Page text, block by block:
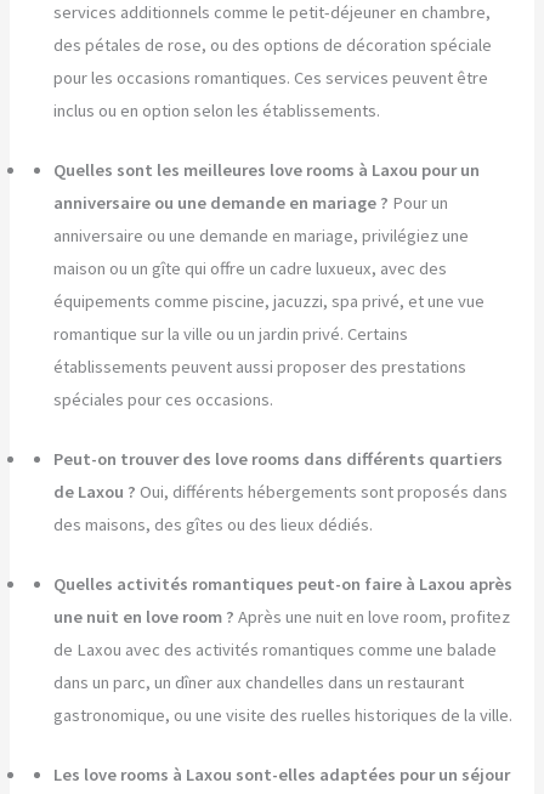
services additionnels comme le petit-déjeuner en chambre,
des pétales de rose, ou des options de décoration spéciale
pour les occasions romantiques. Ces services peuvent être
inclus ou en option selon les établissements.
Quelles sont les meilleures love rooms à Laxou pour un
anniversaire ou une demande en mariage ? Pour un
anniversaire ou une demande en mariage, privilégiez une
maison ou un gîte qui offre un cadre luxueux, avec des
équipements comme piscine, jacuzzi, spa privé, et une vue
romantique sur la ville ou un jardin privé. Certains
établissements peuvent aussi proposer des prestations
spéciales pour ces occasions.
Peut-on trouver des love rooms dans différents quartiers
de Laxou ? Oui, différents hébergements sont proposés dans
des maisons, des gîtes ou des lieux dédiés.
Quelles activités romantiques peut-on faire à Laxou après
une nuit en love room ? Après une nuit en love room, profitez
de Laxou avec des activités romantiques comme une balade
dans un parc, un dîner aux chandelles dans un restaurant
gastronomique, ou une visite des ruelles historiques de la ville.
Les love rooms à Laxou sont-elles adaptées pour un séjour